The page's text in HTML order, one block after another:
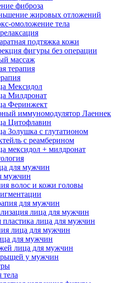
фиброза
жировых отложений
омоложение тела
подтяжка кожи
фигуры без операции
массаж
терапия
Мексидол
Милдронат
Феринжект
иммуномодулятор Лаеннек
Цитофлавин
Золушка с глутатионом
с реамберином
мексидол + милдронат
для мужчин
мужчин
волос и кожи головы
для мужчин
лица для мужчин
пластика лица для мужчин
лица для мужчин
для мужчин
лица для мужчин
у мужчин
тела